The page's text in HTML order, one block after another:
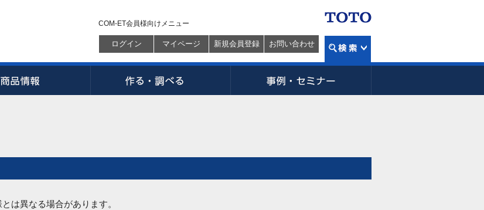
COM-ET会員様向けメニュー
ログイン マイページ 新規会員登録 お問い合わせ
は異なる場合があります。